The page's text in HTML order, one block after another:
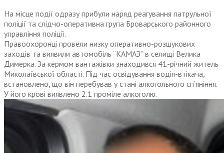
На місце події одразу прибули наряд реагування патрульної
поліції та слідчо-оперативна група Броварського районного
управління поліції.
Правоохоронці провели низку оперативно-розшукових
заходів та виявили автомобіль “КАМАЗ” в селищі Велика
Димерка. За кермом вантажівки знаходився 41-річний житель
Миколаївської області. Під час освідування водія-втікача,
встановлено, що він перебував у стані алкогольного сп’яніння.
У його крові виявлено 2.1 проміле алкоголю.